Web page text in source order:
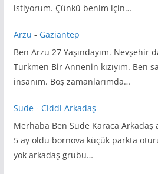
istiyorum. Çünkü benim için…
Arzu - Gaziantep
Ben Arzu 27 Yaşındayım. Nevşehir
Turkmen Bir Annenin kızıyım. Ben
insanım. Boş zamanlarımda…
Sude- Ciddi Arkadaş
Merhaba Ben Sude Karaca Arkadaş
5 ay oldu bornova küçük parkta
yok arkadaş grubu…